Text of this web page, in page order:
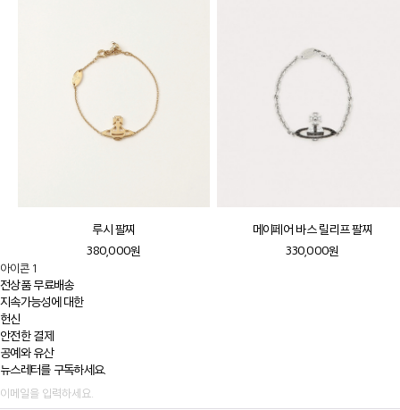
루시 팔찌
380,000원
메이페어 바스 릴리프 팔찌
330,000원
아이콘 1
전상품 무료배송
지속가능성에 대한
헌신
안전한 결제
공예와 유산
뉴스레터를 구독하세요.